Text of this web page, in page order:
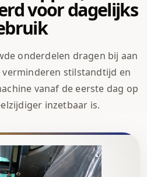
voor dagelijks
onderdelen dragen bij aan
stilstandtijd en
vanaf de eerste dag op
inzetbaar is.